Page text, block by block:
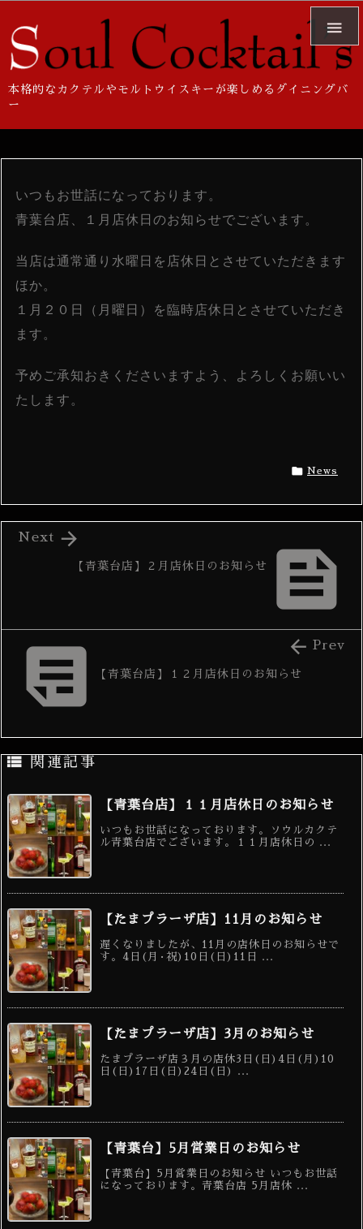

本格的なカクテルやモルトウイスキーが楽しめるダイニングバ
ー
いつもお世話になっております。
青葉台店、１月店休日のお知らせでございます。
当店は通常通り水曜日を店休日とさせていただきます
ほか。
１月２０日（月曜日）を臨時店休日とさせていただき
ます。
予めご承知おきくださいますよう、よろしくお願いい
たします。
 News

【青葉台店】２月店休日のお知らせ

Next
 【青葉台店】１２月店休日のお知らせ
 Prev
 関連記事
【青葉台店】１１月店休日のお知らせ
いつもお世話になっております。ソウルカクテ
ル青葉台店でございます。１１月店休日の ...
【たまプラーザ店】11月のお知らせ
遅くなりましたが、11月の店休日のお知らせで
す。4日(月·祝)10日(日)11日 ...
【たまプラーザ店】3月のお知らせ
たまプラーザ店３月の店休3日(日)4日(月)10
日(日)17日(日)24日(日) ...
【青葉台】5月営業日のお知らせ
【青葉台】5月営業日のお知らせ いつもお世話
になっております。青葉台店 5月店休 ...